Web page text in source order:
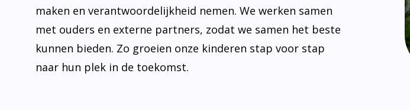
maken en verantwoordelijkheid nemen. We werken samen
met ouders en externe partners, zodat we samen het beste
kunnen bieden. Zo groeien onze kinderen stap voor stap
naar hun plek in de toekomst.